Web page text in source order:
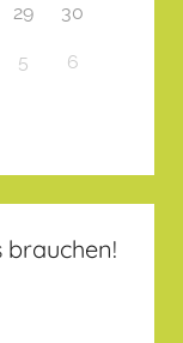
29 30
5 6
brauchen!